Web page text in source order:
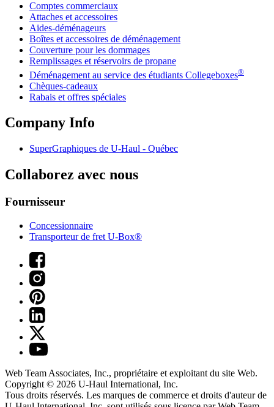
Comptes commerciaux
Attaches et accessoires
Aides-déménageurs
Boîtes et accessoires de déménagement
Couverture pour les dommages
Remplissages et réservoirs de propane
Déménagement au service des étudiants Collegeboxes®
Chèques-cadeaux
Rabais et offres spéciales
Company Info
SuperGraphiques de U-Haul - Québec
Collaborez avec nous
Fournisseur
Concessionnaire
Transporteur de fret U-Box®
Web Team Associates, Inc., propriétaire et exploitant du site Web.
Copyright © 2026 U-Haul International, Inc.
Tous droits réservés. Les marques de commerce et droits d'auteur de